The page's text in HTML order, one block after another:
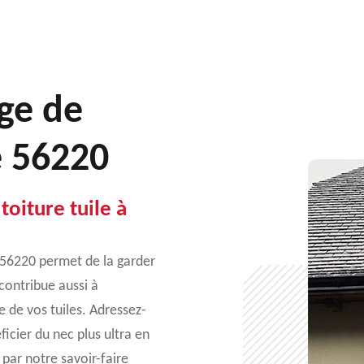
de
tuile à
permet de la garder
aussi à
de vos tuiles. Adressez-
du nec plus ultra en
notre savoir-faire